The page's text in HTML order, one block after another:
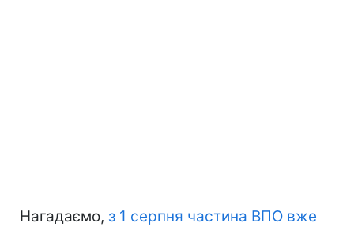
Нагадаємо, з 1 серпня частина ВПО вже